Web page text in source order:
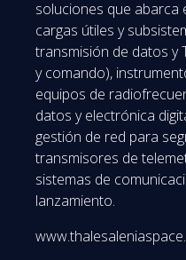
soluciones que abarca
cargas útiles y
transmisión de datos y
y comando),
equipos de
datos y electrónica
gestión de red para
transmisores de
sistemas de
lanzamiento.